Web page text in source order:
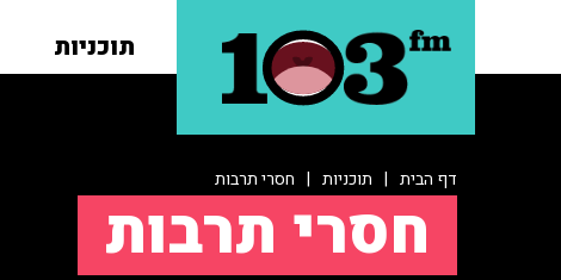
תוכניות
דף הבית | תוכניות | חסרי תרבות
חסרי תרבות